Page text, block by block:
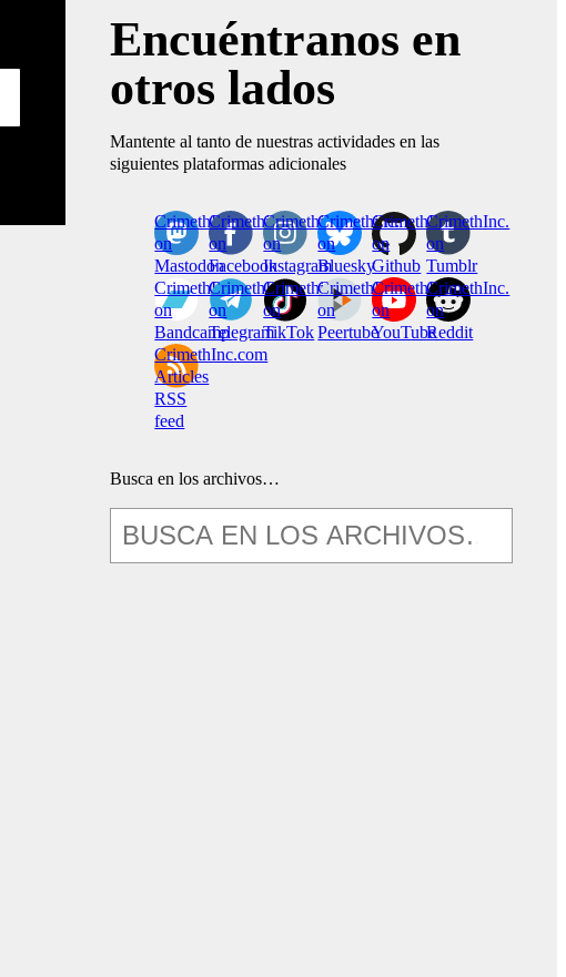
Encuéntranos en
otros lados
Mantente al tanto de nuestras actividades en las
siguientes plataformas adicionales
CrimethInc.
on
Mastodon
Crimethinc.
on
Facebook
Crimethinc.
on
Instagram
Crimethinc.
on
Bluesky
CrimethInc.
on
Github
CrimethInc.
on
Tumblr
CrimethInc.
on
Bandcamp
CrimethInc.
on
Telegram
Crimethinc.
on
TikTok
CrimethInc.
on
Peertube
CrimethInc.
on
YouTube
CrimethInc.
on
Reddit
CrimethInc.com
Articles
RSS
feed
Busca en los archivos…